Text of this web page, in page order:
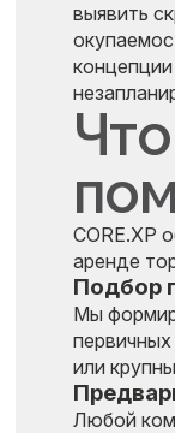
выявить
CORE.XP
аренде
Подбор
Мы
или
Любой